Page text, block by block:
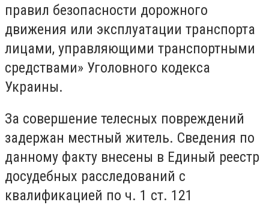
правил безопасности дорожного
движения или эксплуатации транспорта
лицами, управляющими транспортными
средствами» Уголовного кодекса
Украины.
За совершение телесных повреждений
задержан местный житель. Сведения по
данному факту внесены в Единый реестр
досудебных расследований с
квалификацией по ч. 1 ст. 121